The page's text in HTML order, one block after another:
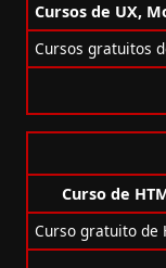
Curso de